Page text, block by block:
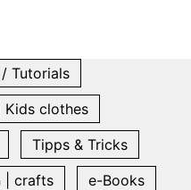
Tutorials
Kids clothes
Tipps & Tricks
| crafts
e-Books